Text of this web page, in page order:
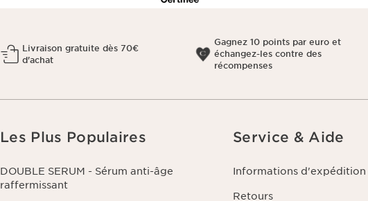
Livraison gratuite dès 70€
d'achat
Gagnez 10 points par euro et
échangez-les contre des
récompenses
Les Plus Populaires
DOUBLE SERUM - Sérum anti-âge
raffermissant
Service & Aide
Informations d'expédition
Retours